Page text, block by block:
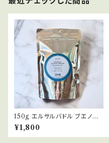
150g エルサルバドル ブエノス
アイレス ブルボン ウォッシュト
EL SALVADOR BUENOS A
IRES BOURBON WASHED
¥1,800